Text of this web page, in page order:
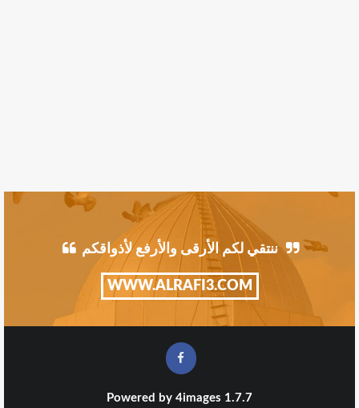
ننتقي لكم الأرقى والأرفع لأذواقكم
WWW.ALRAFI3.COM
Powered by 4images 1.7.7